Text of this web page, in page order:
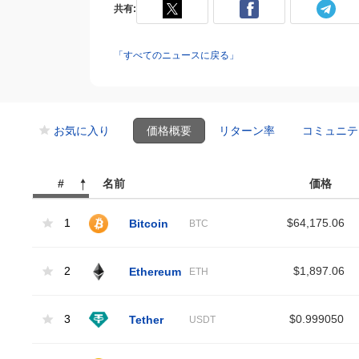
共有:
「すべてのニュースに戻る」
お気に入り 価格概要 リターン率 コミュニ
# 名前 価格
1 Bitcoin BTC $64,175.06
2 Ethereum ETH $1,897.06
3 Tether USDT $0.999050